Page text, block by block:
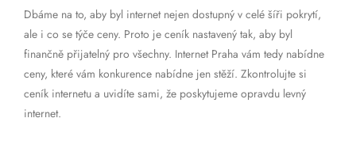
Dbáme na to, aby byl internet nejen dostupný v celé šíři pokrytí,
ale i co se týče ceny. Proto je ceník nastavený tak, aby byl
finančně přijatelný pro všechny. Internet Praha vám tedy nabídne
ceny, které vám konkurence nabídne jen stěží. Zkontrolujte si
ceník internetu a uvidíte sami, že poskytujeme opravdu levný
internet.